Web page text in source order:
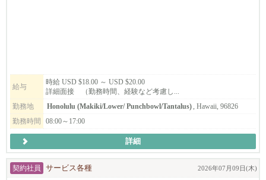
ちらとのダブルワークも可能です。
給与
時給 USD $18.00 ～ USD $20.00
詳細面接 （勤務時間、経験など考慮し...
勤務地
Honolulu (Makiki/Lower/ Punchbowl/Tantalus), Hawaii, 96826
勤務時間
08:00～17:00
詳細
契約社員 サービス各種 2026年07月09日(木)